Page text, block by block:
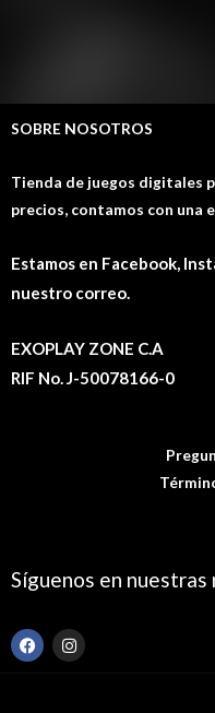
SOBRE NOSOTROS
Tienda de juegos digitales
precios, contamos con una
Estamos en Facebook,
nuestro correo.
EXOPLAY ZONE C.A
RIF No. J-50078166-0
Síguenos en
F
a
I
n